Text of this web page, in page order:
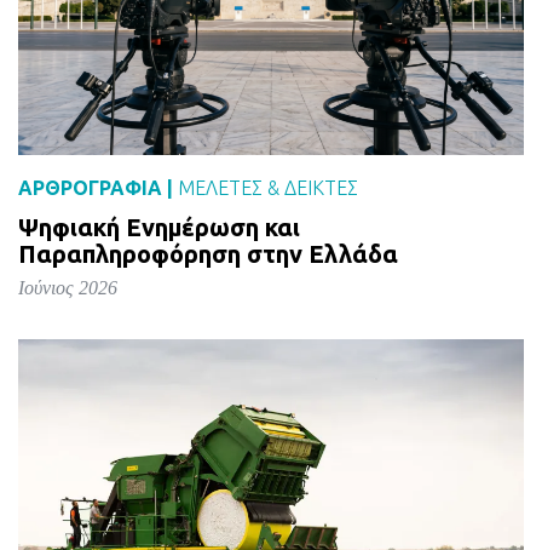
ΑΡΘΡΟΓΡΑΦΙΑ | ΜΕΛΈΤΕΣ & ΔΕΙΚΤΕΣ
Ψηφιακή Ενημέρωση και
Παραπληροφόρηση στην Ελλάδα
Ιούνιος 2026